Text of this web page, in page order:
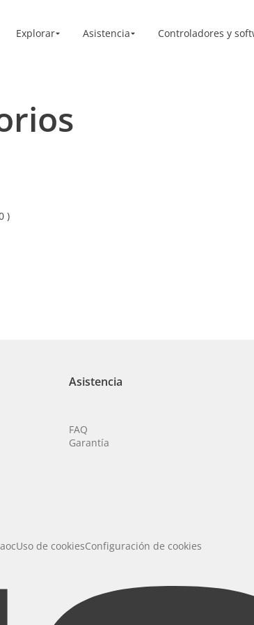
Explorar Asistencia Controladores y
Asistencia
FAQ
Garantía
Uso de cookiesConfiguración de cookies